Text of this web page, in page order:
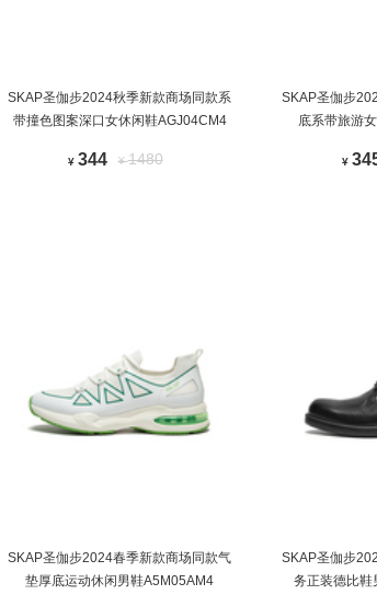
SKAP圣伽步2024秋季新款商场同款系
带撞色图案深口女休闲鞋AGJ04CM4
¥ 344 ¥1480
SKAP圣伽步
底系带旅游
¥
SKAP圣伽步2024春季新款商场同款气
垫厚底运动休闲男鞋A5M05AM4
SKAP圣伽步
务正装德比